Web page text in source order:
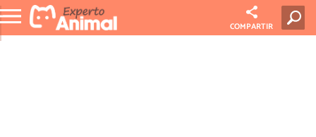
COMPARTIR